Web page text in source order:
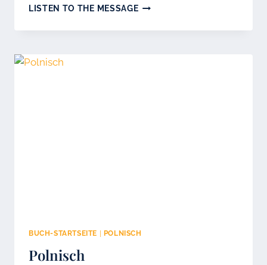
LISTEN TO THE MESSAGENORWEGISCH
BUCH-STARTSEITE | POLNISCH
Polnisch